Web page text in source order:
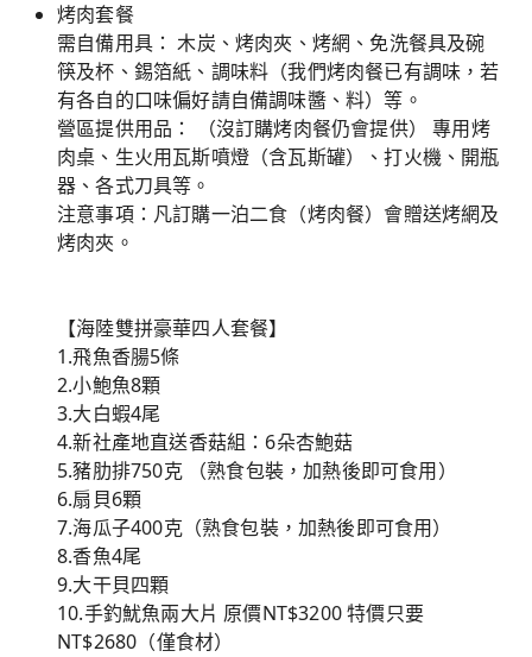
烤肉套餐
需自備用具： 木炭、烤肉夾、烤網、免洗餐具及碗
筷及杯、錫箔紙、調味料（我們烤肉餐已有調味，若
有各自的口味偏好請自備調味醬、料）等。
營區提供用品： （沒訂購烤肉餐仍會提供） 專用烤
肉桌、生火用瓦斯噴燈（含瓦斯罐）、打火機、開瓶
器、各式刀具等。
注意事項：凡訂購一泊二食（烤肉餐）會贈送烤網及
烤肉夾。
【海陸雙拼豪華四人套餐】
1.飛魚香腸5條
2.小鮑魚8顆
3.大白蝦4尾
4.新社產地直送香菇組：6朵杏鮑菇
5.豬肋排750克 （熟食包裝，加熱後即可食用）
6.扇貝6顆
7.海瓜子400克（熟食包裝，加熱後即可食用）
8.香魚4尾
9.大干貝四顆
10.手釣魷魚兩大片 原價NT$3200 特價只要
NT$2680（僅食材）